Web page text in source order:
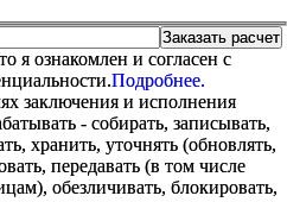
я ознакомлен и согласен с
Подробнее.
и исполнения
- собирать, записывать,
хранить, уточнять (обновлять,
передавать (в том числе
обезличивать, блокировать,